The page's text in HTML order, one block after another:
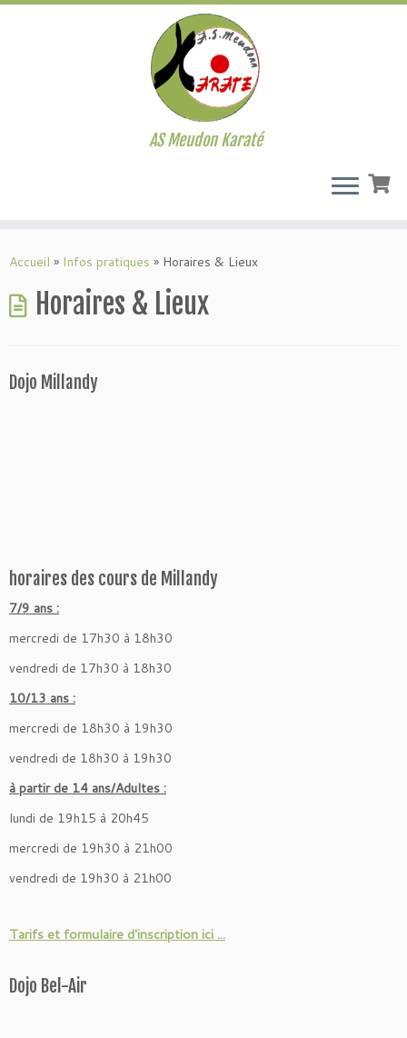
au
AS Meudon Karaté
Accueil » Infos pratiques » Horaires & Lieux
Horaires & Lieux
Dojo Millandy
horaires des cours de Millandy
7/9 ans :
mercredi de 17h30 à 18h30
vendredi de 17h30 à 18h30
10/13 ans :
mercredi de 18h30 à 19h30
vendredi de 18h30 à 19h30
à partir de 14 ans/Adultes :
lundi de 19h15 à 20h45
mercredi de 19h30 à 21h00
vendredi de 19h30 à 21h00
Tarifs et formulaire d'inscription ici ...
Dojo Bel-Air